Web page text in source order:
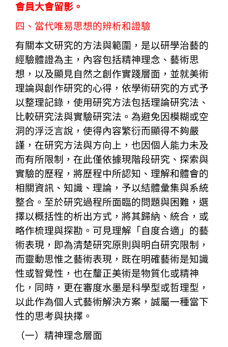
會員大會留影。
四、當代唯易思想的辨析和證驗
有關本文研究的方法與範圍，是以研學治藝的
經驗體證為主，內容包括精神理念、藝術思
想，以及顯見自然之創作實踐層面，並就美術
理論與創作研究的心得，依學術研究的方式予
以整理記錄，使用研究方法包括理論研究法、
比較研究法與實驗研究法。為避免因模糊或空
洞的浮泛言說，使得內容繁衍而顯得不夠嚴
謹，在研究方法與方向上，也因個人能力未及
而有所限制，在此僅依據現階段研究、探索與
實驗的歷程，將歷程中所認知、理解和體會的
相關資訊、知識、理論，予以結體彙集與系統
整合。至於研究過程所面臨的問題與困難，選
擇以概括性的析出方式，將其歸納、統合，或
略作梳理與探勘。可見理解「自度合適」的藝
術表現，即為清楚研究原則與明白研究限制，
而靈動思惟之藝術表現，既在明確藝術是知識
性或智覺性，也在釐正美術是物質化或精神
化，同時，更在審度水墨是科學型或哲理型，
以此作為個人式藝術解決方案，誠屬一種當下
性的思考與抉擇。
（一）精神理念層面